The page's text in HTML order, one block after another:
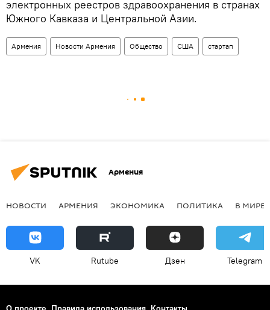
электронных реестров здравоохранения в странах
Южного Кавказа и Центральной Азии.
Армения Новости Армения Общество США стартап
Армения
НОВОСТИ АРМЕНИЯ ЭКОНОМИКА ПОЛИТИКА В МИРЕ
VK Rutube Дзен Telegram